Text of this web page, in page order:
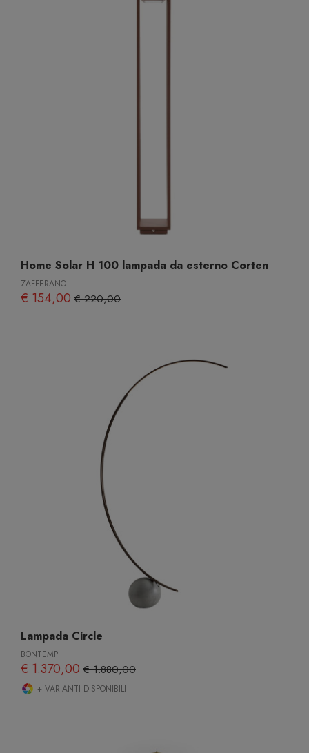
Home Solar H 100 lampada da esterno Corten
ZAFFERANO
€ 154,00 € 220,00
Lampada Circle
BONTEMPI
€ 1.370,00 € 1.880,00
+ VARIANTI DISPONIBILI